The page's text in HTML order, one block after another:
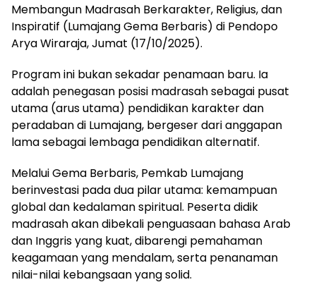
Membangun Madrasah Berkarakter, Religius, dan
Inspiratif (Lumajang Gema Berbaris) di Pendopo
Arya Wiraraja, Jumat (17/10/2025).
Program ini bukan sekadar penamaan baru. Ia
adalah penegasan posisi madrasah sebagai pusat
utama (arus utama) pendidikan karakter dan
peradaban di Lumajang, bergeser dari anggapan
lama sebagai lembaga pendidikan alternatif.
Melalui Gema Berbaris, Pemkab Lumajang
berinvestasi pada dua pilar utama: kemampuan
global dan kedalaman spiritual. Peserta didik
madrasah akan dibekali penguasaan bahasa Arab
dan Inggris yang kuat, dibarengi pemahaman
keagamaan yang mendalam, serta penanaman
nilai-nilai kebangsaan yang solid.